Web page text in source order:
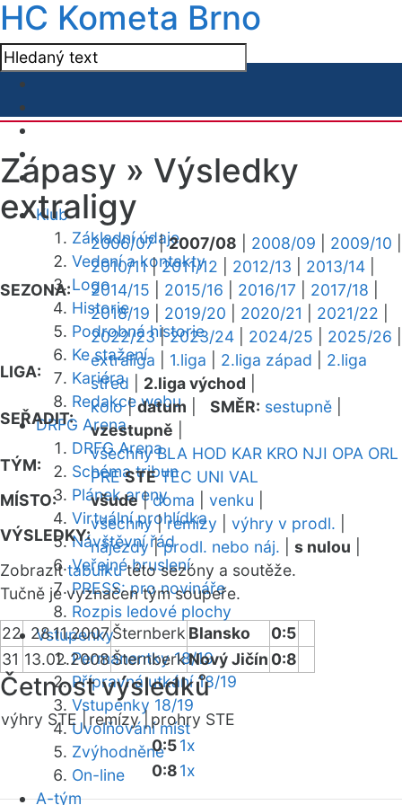
HC Kometa Brno
Klub
Základní údaje
Vedení a kontakty
Logo
Historie
Podrobná historie
Ke stažení
Kariéra
Redakce webu
DRFG Arena
DRFG Arena
Schéma tribun
Plánek areny
Virtuální prohlídka
Návštěvní řád
Veřejné bruslení
PRESS: pro novináře
Rozpis ledové plochy
Vstupenky
Permanentky 18/19
Přípravná utkání 18/19
Vstupenky 18/19
Uvolňování míst
Zvýhodněné
On-line
A-tým
Zápasy » Výsledky
extraligy
SEZONA:
2006/07|2007/08 2008/09 2009/10
2010/11|2011/12 2012/13 2013/14
2014/15
2015/16 2016/17 2017/18
2018/19
2019/20 2020/21 2021/22
2022/23|2023/24 2024/25 2025/26
LIGA:
extraliga 1.liga 2.liga západ
2.liga
střed
2.liga východ
SEŘADIT:
kolo|datum SMĚR: sestupně
vzestupně
TÝM:
všechny BLA HOD KAR KRO NJI OPA ORL
PRE STE TEC UNI VAL
MÍSTO:
všude|doma venku
VÝSLEDKY:
všechny|remízy výhry v prodl.
nájezdy|prodl. nebo náj. s nulou
Zobrazittabulkutéto sezóny a soutěže.
Tučně je vyznačen tým soupeře.
22 28.11.2007Šternberk Blansko
0:5
31 13.02.2008ŠternberkNový Jičín 0:8
Četnost výsledků
výhry STE | remízy | prohry STE
0:51x
0:81x